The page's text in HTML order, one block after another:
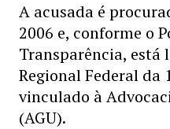
A acusada é
2006 e, conforme o
Transparência, está
Regional Federal da
vinculado à
(AGU).